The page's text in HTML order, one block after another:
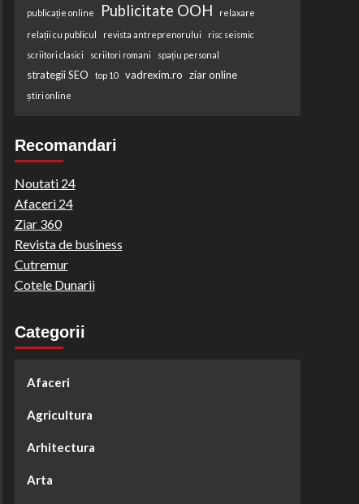
publicație online Publicitate OOH relaxare
relații cu publicul revista antreprenorului
risc seismic
scriitori clasici
scriitori romani spațiu personal
strategii SEO top 10 vadrexim.ro ziar online
știri online
Recomandari
Noutati 24
Afaceri 24
Ziar 360
Revista de business
Cutremur
Cotele Dunarii
Categorii
Afaceri
Agricultura
Arhitectura
Arta